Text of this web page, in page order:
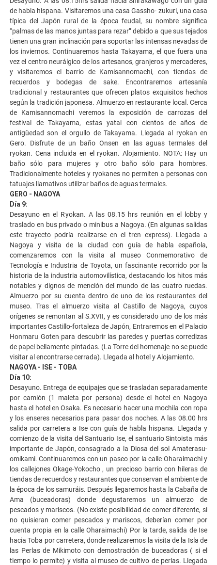
de habla hispana. Visitaremos una casa Gassho- zukuri, una casa
típica del Japón rural de la época feudal, su nombre significa
“palmas de las manos juntas para rezar” debido a que sus tejados
tienen una gran inclinación para soportar las intensas nevadas de
los inviernos. Continuaremos hasta Takayama, el que fuera una
vez el centro neurálgico de los artesanos, granjeros y mercaderes,
y visitaremos el barrio de Kamisannomachi, con tiendas de
recuerdos y bodegas de sake. Encontraremos artesanía
tradicional y restaurantes que ofrecen platos exquisitos hechos
según la tradición japonesa. Almuerzo en restaurante local. Cerca
de Kamisannomachi veremos la exposición de carrozas del
festival de Takayama, estas yatai con cientos de años de
antigüedad son el orgullo de Takayama. Llegada al ryokan en
Gero. Disfrute de un baño Onsen en las aguas termales del
ryokan. Cena incluida en el ryokan. Alojamiento. NOTA: Hay un
baño sólo para mujeres y otro baño sólo para hombres.
Tradicionalmente hoteles y ryokanes no permiten a personas con
tatuajes llamativos utilizar baños de aguas termales.
GERO - NAGOYA
Día 9:
Desayuno en el Ryokan. A las 08.15 hrs reunión en el lobby y
traslado en bus privado o minibus a Nagoya. (En algunas salidas
este trayecto podría realizarse en el tren express). Llegada a
Nagoya y visita de la ciudad con guía de habla española,
comenzaremos con la visita al museo Conmemorativo de
Tecnología e Industria de Toyota, un fascinante recorrido por la
historia de la industria automovilística, destacando los hitos más
notables y dignos de mención del mundo de las cuatro ruedas.
Almuerzo por su cuenta dentro de uno de los restaurantes del
museo. Tras el almuerzo visita al Castillo de Nagoya, cuyos
orígenes se remontan al S.XVII, y es considerado uno de los más
importantes Castillo-fortaleza de Japón, Entraremos en el Palacio
Honmaru Goten para descubrir las paredes y puertas corredizas
de papel bellamente pintadas. (La Torre del homenaje no se puede
visitar al encontrarse cerrada). Llegada al hotel y Alojamiento.
NAGOYA - ISE - TOBA
Día 10:
Desayuno. Entrega de equipajes que se trasladan separadamente
por camión (1 maleta por persona) desde el hotel en Nagoya
hasta el hotel en Osaka. Es necesario hacer una mochila con ropa
y los enseres necesarios para pasar dos noches. A las 08.00 hrs
salida por carretera a Ise con guía de habla hispana. Llegada y
comienzo de la visita del Santuario Ise, el santuario Sintoista más
importante de Japón, consagrado a la Diosa del sol Amaterasu-
omikami. Continuaremos con un paseo por la calle Oharaimachi y
los callejones Okage-Yokocho , un precioso barrio con hileras de
tiendas de recuerdos y restaurantes que conservan el ambiente de
la época de los samuráis. Después llegaremos hasta la Cabaña de
Ama (buceadoras) donde degustaremos un almuerzo de
pescados y mariscos. (No existe posibilidad de comer diferente, si
no quisieran comer pescados y mariscos, deberían comer por
cuenta propia en la calle Oharaimachi) Por la tarde, salida de Ise
hacia Toba por carretera, donde realizaremos la visita de la Isla de
las Perlas de Mikimoto con demostración de buceadoras ( si el
tiempo lo permite) y visita al museo de cultivo de perlas. Llegada